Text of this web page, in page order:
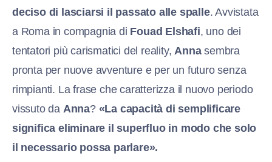
deciso di lasciarsi il passato alle spalle. Avvistata
a Roma in compagnia di Fouad Elshafi, uno dei
tentatori più carismatici del reality, Annasembra
pronta per nuove avventure e per un futuro senza
rimpianti. La frase che caratterizza il nuovo periodo
vissuto da Anna? «La capacità di semplificare
significa eliminare il superfluo in modo che solo
il necessario possa parlare».